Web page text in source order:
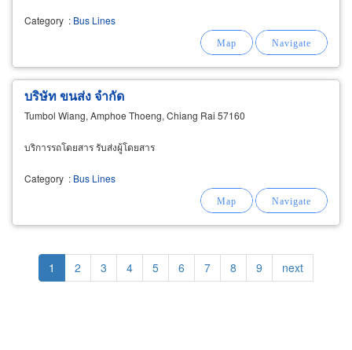
Category : Bus Lines
บริษัท ขนส่ง จำกัด
Tumbol Wiang, Amphoe Thoeng, Chiang Rai 57160
บริการรถโดยสาร รับส่งผู้โดยสาร
Category : Bus Lines
Pagination
Current
page
1 Page
2 Page
3 Page
4 Page
5 Page
6 Page
7 Page
8 Page
9
Next
page
next